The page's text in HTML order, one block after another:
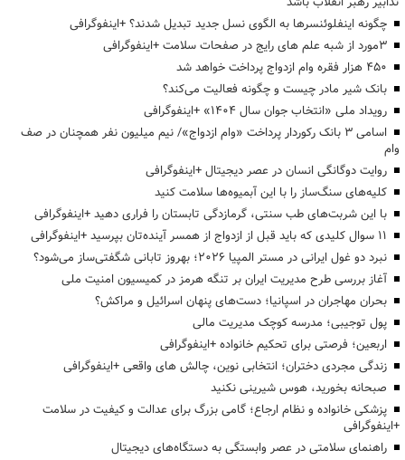
چگونه اینفلوئنسرها به الگوی نسل جدید تبدیل شدند؟ +اینفوگرافی
3مورد از شبه علم های رایج در صفحات سلامت +اینفوگرافی
۴۵۰ هزار فقره وام ازدواج پرداخت خواهد شد
بانک شیر مادر چیست و چگونه فعالیت می‌کند؟
رویداد ملی «انتخاب جوان سال ۱۴۰۴» +اینفوگرافی
اسامی ۳ بانک رکوردار پرداخت «وام ازدواج»/ نیم میلیون نفر همچنان در صف
وام
روایت دوگانگی انسان در عصر دیجیتال +اینفوگرافی
کلیه‌های سنگ‌ساز را با این آبمیوه‌ها سلامت کنید
با این شربت‌های طب سنتی، گرمازدگی تابستان را فراری دهید +اینفوگرافی
۱۱ سوال کلیدی که باید قبل از ازدواج از همسر آینده‌تان بپرسید +اینفوگرافی
نبرد دو غول ایرانی در مستر المپیا ۲۰۲۶؛ بهروز تابانی شگفتی‌ساز می‌شود؟
آغاز بررسی طرح مدیریت ایران بر تنگه هرمز در کمیسیون امنیت ملی
بحران مهاجران در اسپانیا؛ دست‌های پنهان اسرائیل و مراکش؟
پول توجیبی؛ مدرسه کوچک مدیریت مالی
اربعین؛ فرصتی برای تحکیم خانواده +اینفوگرافی
زندگی مجردی دختران؛ انتخابی نوین، چالش های واقعی +اینفوگرافی
صبحانه بخورید، هوس شیرینی نکنید
پزشکی خانواده و نظام ارجاع؛ گامی بزرگ برای عدالت و کیفیت در سلامت
+اینفوگرافی
راهنمای سلامتی در عصر وابستگی به دستگاه‌های دیجیتال